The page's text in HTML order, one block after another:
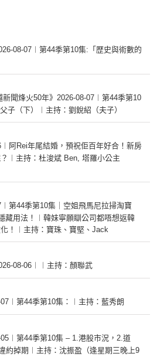
08-07︱第44季第10集:「歴史與術數的
新聞烽火50年》2026-08-07︱第44季第10
子（下）︱主持：劉銳紹（夫子）
阿Rei年尾結婚，預祝佢百年好合！新房
︱主持：杜浚斌 Ben, 塔羅小公主
第44季第10集｜空姐飛馬尼拉掃淘寶
藏用法！︱韓妹寧願瞓公司都唔想返韓
！︱主持：寶珠、寶堅、Jack
08-06︱︱主持：顏聯武
第44季第10集：︱主持：藍秀朗
05︱第44季第10集 – 1.港股市況，2.道
約掉期︱主持：沈振盈（逢星期三晚上9